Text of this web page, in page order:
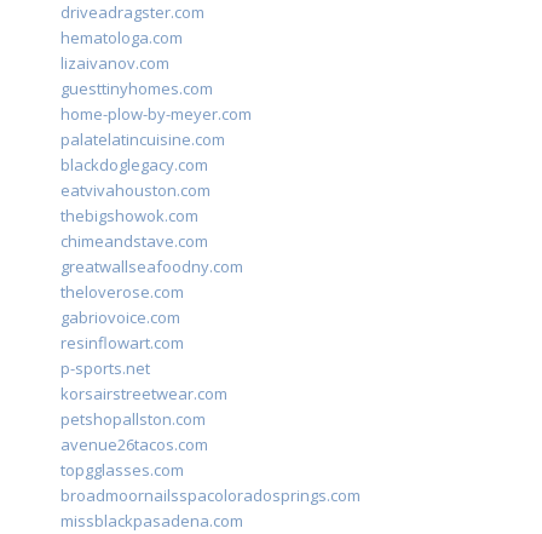
driveadragster.com
hematologa.com
lizaivanov.com
guesttinyhomes.com
home-plow-by-meyer.com
palatelatincuisine.com
blackdoglegacy.com
eatvivahouston.com
thebigshowok.com
chimeandstave.com
greatwallseafoodny.com
theloverose.com
gabriovoice.com
resinflowart.com
p-sports.net
korsairstreetwear.com
petshopallston.com
avenue26tacos.com
topgglasses.com
broadmoornailsspacoloradosprings.com
missblackpasadena.com